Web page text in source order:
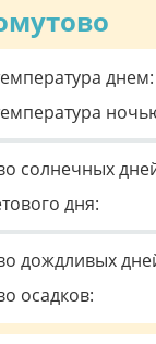
днем:
солнечных
дня:
дождливых
осадков: